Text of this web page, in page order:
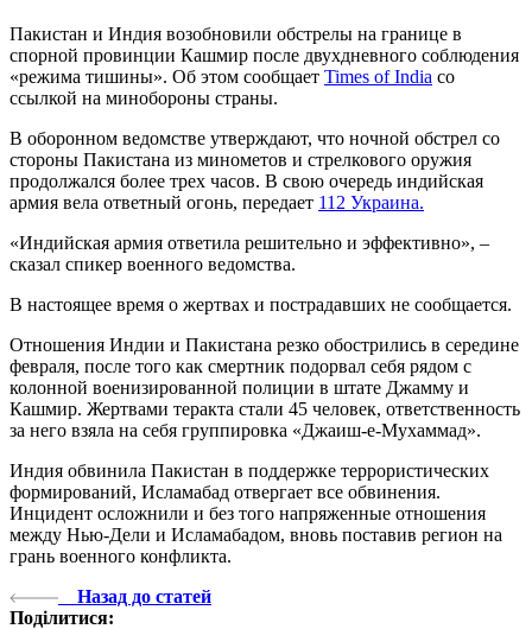
Пакистан и Индия возобновили обстрелы на границе в
спорной провинции Кашмир после двухдневного соблюдения
«режима тишины». Об этом сообщает Times of India со
ссылкой на минобороны страны.
В оборонном ведомстве утверждают, что ночной обстрел со
стороны Пакистана из минометов и стрелкового оружия
продолжался более трех часов. В свою очередь индийская
армия вела ответный огонь, передает 112 Украина.
«Индийская армия ответила решительно и эффективно», –
сказал спикер военного ведомства.
В настоящее время о жертвах и пострадавших не сообщается.
Отношения Индии и Пакистана резко обострились в середине
февраля, после того как смертник подорвал себя рядом с
колонной военизированной полиции в штате Джамму и
Кашмир. Жертвами теракта стали 45 человек, ответственность
за него взяла на себя группировка «Джаиш-е-Мухаммад».
Индия обвинила Пакистан в поддержке террористических
формирований, Исламабад отвергает все обвинения.
Инцидент осложнили и без того напряженные отношения
между Нью-Дели и Исламабадом, вновь поставив регион на
грань военного конфликта.
Назад до статей
Поділитися: